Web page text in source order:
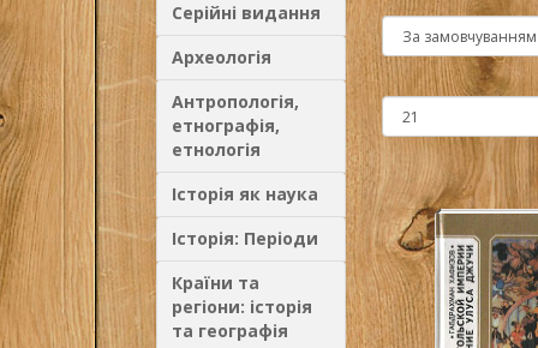
Серійні видання
Археологія
Антропологія,
етнографія,
етнологія
Історія як наука
Історія: Періоди
Країни та
регіони: історія
та географія